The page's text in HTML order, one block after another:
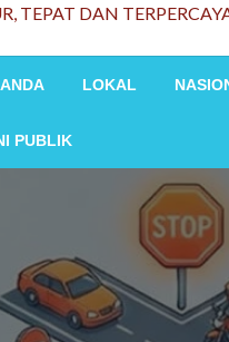
TEPAT DAN
LOKAL
PUBLIK